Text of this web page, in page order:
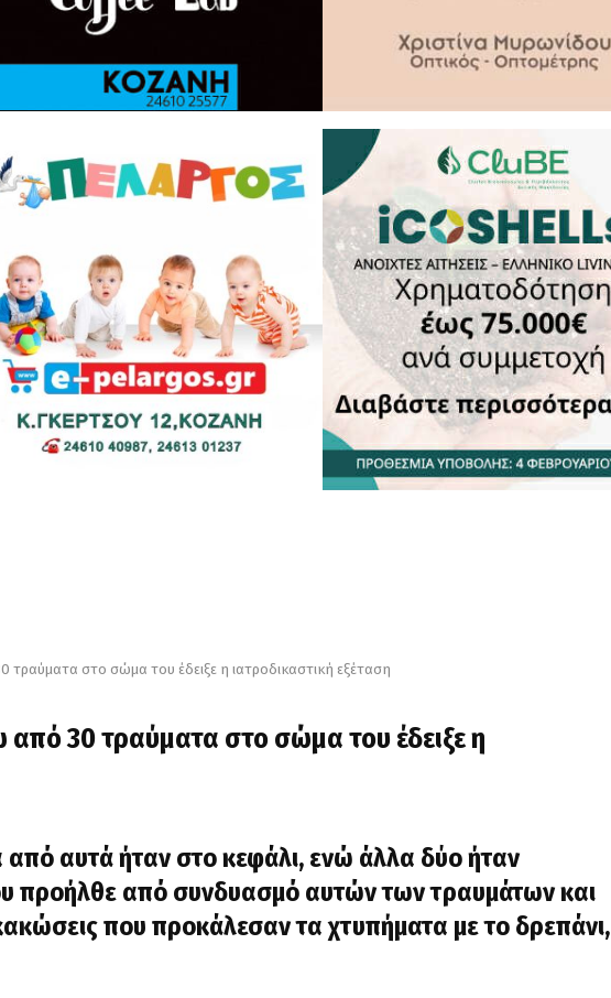
στο σώμα του έδειξε η ιατροδικαστική εξέταση
30 τραύματα στο σώμα του έδειξε η
αυτά ήταν στο κεφάλι, ενώ άλλα δύο ήταν
προήλθε από συνδυασμό αυτών των τραυμάτων και
που προκάλεσαν τα χτυπήματα με το δρεπάνι,